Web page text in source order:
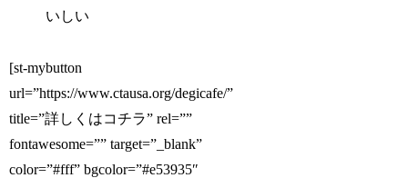
いしい
[st-mybutton
url=”https://www.ctausa.org/degicafe/”
title=”詳しくはコチラ” rel=””
fontawesome=”” target=”_blank”
color=”#fff” bgcolor=”#e53935″